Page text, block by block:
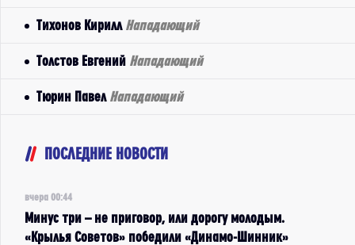
Тихонов Кирилл Нападающий
Толстов Евгений Нападающий
Тюрин Павел Нападающий
ПОСЛЕДНИЕ НОВОСТИ
вчера 00:44
Минус три – не приговор, или дорогу молодым.
«Крылья Советов» победили «Динамо-Шинник»